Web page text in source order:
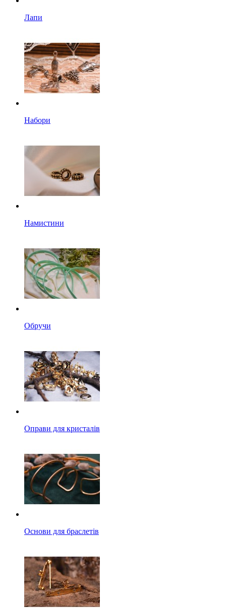
Лапи
Набори
Намистини
Обручи
Оправи для кристалів
Основи для браслетів